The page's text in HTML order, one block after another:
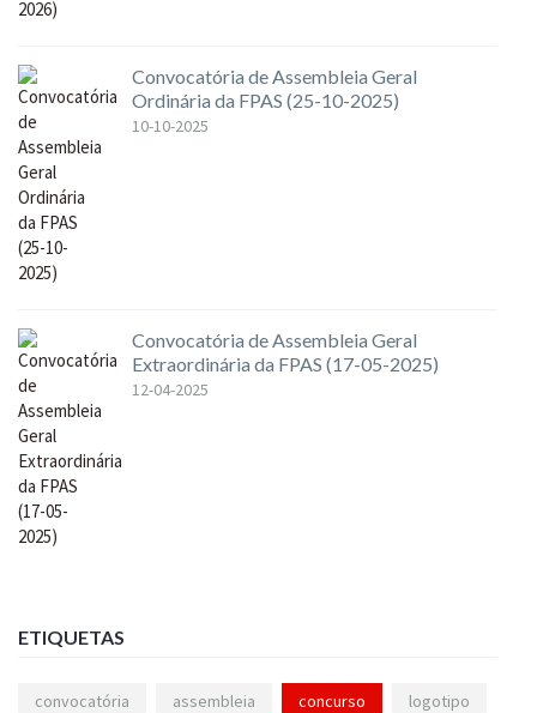
Convocatória de Assembleia Geral
Ordinária da FPAS (25-10-2025)
10-10-2025
Convocatória de Assembleia Geral
Extraordinária da FPAS (17-05-2025)
12-04-2025
ETIQUETAS
convocatória assembleia concurso logotipo